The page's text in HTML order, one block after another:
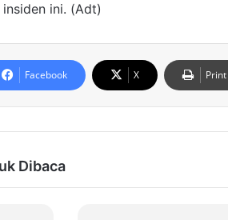
ini. (Adt)
Facebook X Print
Dibaca